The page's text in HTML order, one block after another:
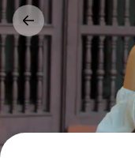
Ga
direct
naar
inhoud